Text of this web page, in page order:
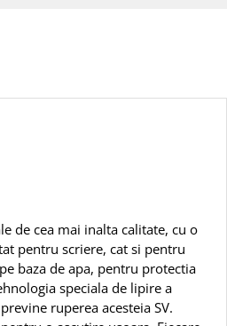
de cea mai inalta calitate, cu o
pentru scriere, cat si pentru
baza de apa, pentru protectia
speciala de lipire a
ruperea acesteia SV.